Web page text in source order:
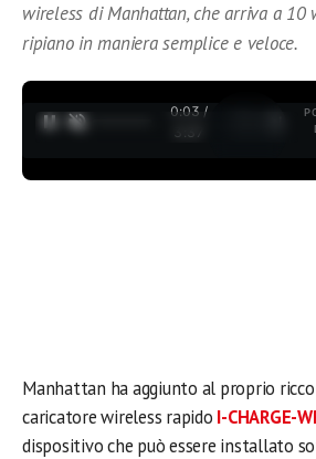
wireless di Manhattan, che arriva a 10
ripiano in maniera semplice e veloce.
0:04 /
3:37
Manhattan ha aggiunto al proprio
caricatore wireless rapido I-CHARGE-
dispositivo che può essere installato